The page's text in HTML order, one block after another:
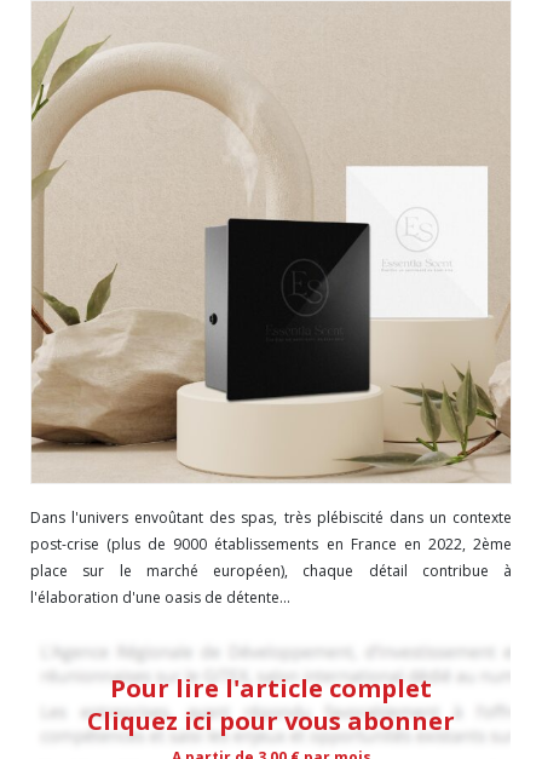
Dans l'univers envoûtant des spas, très plébiscité dans un contexte
post-crise (plus de 9000 établissements en France en 2022, 2ème
place sur le marché européen), chaque détail contribue à
l'élaboration d'une oasis de détente...
Pour lire l'article complet
Cliquez ici pour vous abonner